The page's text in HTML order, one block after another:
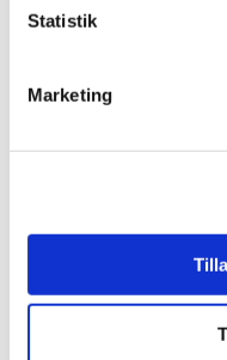
Statistik
Marketing
2014 (44)
2012 (44)
2010 (7)
2006 (9)